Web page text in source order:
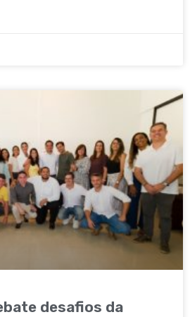
desafios da